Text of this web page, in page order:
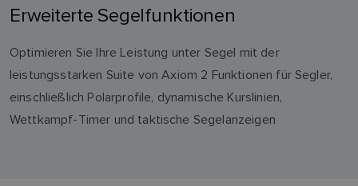
Erweiterte Segelfunktionen
Optimieren Sie Ihre Leistung unter Segel mit der
leistungsstarken Suite von Axiom 2 Funktionen für Segler,
einschließlich Polarprofile, dynamische Kurslinien,
Wettkampf-Timer und taktische Segelanzeigen